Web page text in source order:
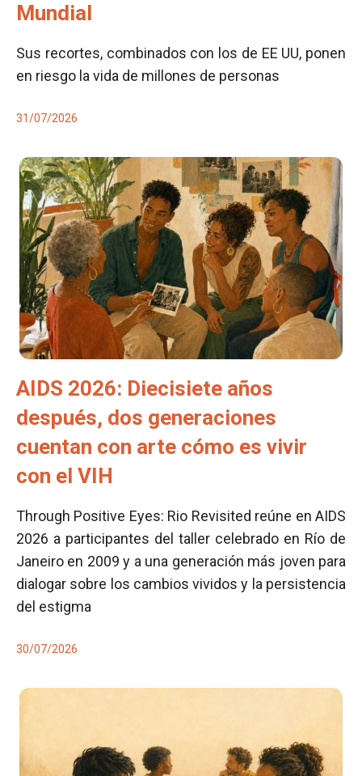
Mundial
Sus recortes, combinados con los de EE UU, ponen
en riesgo la vida de millones de personas
31/07/2026
AIDS 2026: Diecisiete años
después, dos generaciones
cuentan con arte cómo es vivir
con el VIH
Through Positive Eyes: Rio Revisited reúne en AIDS
2026 a participantes del taller celebrado en Río de
Janeiro en 2009 y a una generación más joven para
dialogar sobre los cambios vividos y la persistencia
del estigma
30/07/2026